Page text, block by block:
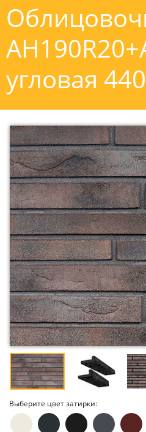
угловая
Выберите цвет затирки: